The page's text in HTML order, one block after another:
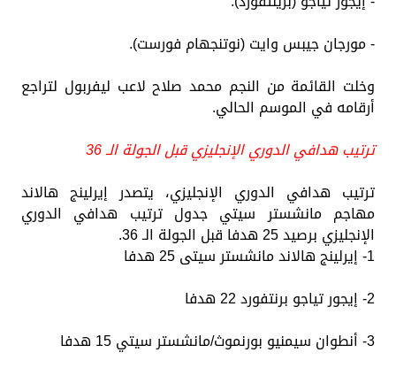
- مورجان جيبس وايت (نوتنجهام فورست).
وخلت القائمة من النجم محمد صلاح لاعب ليفربول لتراجع
أرقامه في الموسم الحالي.
ترتيب هدافي الدوري الإنجليزي قبل الجولة الـ 36
ترتيب هدافي الدوري الإنجليزي، يتصدر إيرلينج هالاند
مهاجم مانشستر سيتي جدول ترتيب هدافي الدوري
الإنجليزي برصيد 25 هدفا قبل الجولة الـ 36.
1- إيرلينج هالاند مانشستر سيتى 25 هدفا
2- إيجور تياجو برنتفورد 22 هدفا
3- أنطوان سيمنيو بورنموث/مانشستر سيتي 15 هدفا